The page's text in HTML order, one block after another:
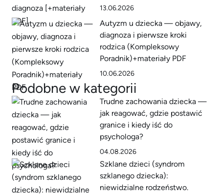
13.06.2026
Autyzm u dziecka — objawy,
diagnoza i pierwsze kroki
rodzica (Kompleksowy
Poradnik)+materiały PDF
10.06.2026
Podobne w kategorii
Trudne zachowania dziecka —
jak reagować, gdzie postawić
granice i kiedy iść do
psychologa?
04.08.2026
Szklane dzieci (syndrom
szklanego dziecka):
niewidzialne rodzeństwo.